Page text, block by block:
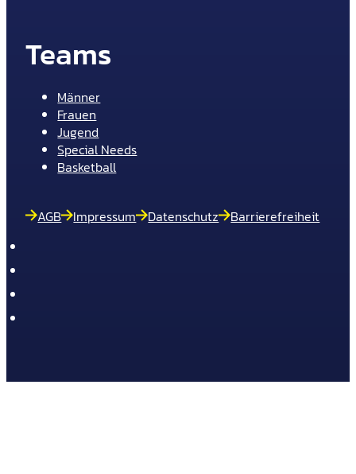
Teams
Männer
Frauen
Jugend
Special Needs
Basketball
AGB Impressum Datenschutz Barrierefreiheit